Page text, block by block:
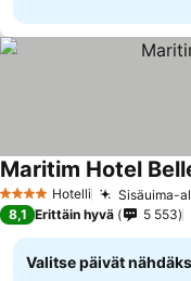
4 Tähtiluokitus
Hotelli Sisäuima-
Maritim Hotel
8,1 Erittäin hyvä 5 553
Valitse päivät